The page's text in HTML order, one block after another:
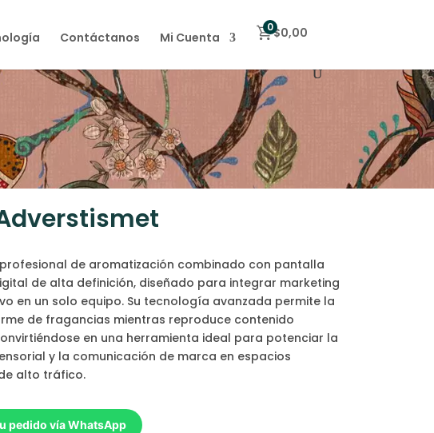
Contáctanos Mi Cuenta
0$0,00
profesional de aromatización combinado con pantalla
de alta definición, diseñado para integrar marketing
en un solo equipo. Su tecnología avanzada permite la
de fragancias mientras reproduce contenido
en una herramienta ideal para potenciar la
y la comunicación de marca en espacios
alto tráfico.
pedido vía WhatsApp